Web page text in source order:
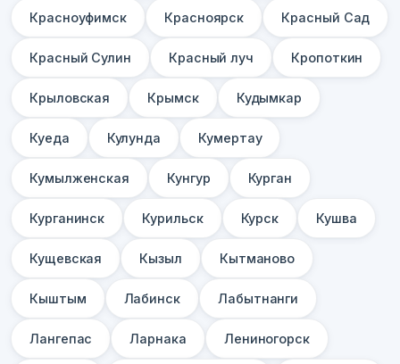
Красноуфимск Красноярск Красный Сад
Красный Сулин Красный луч Кропоткин
Крыловская Крымск Кудымкар
Куеда Кулунда Кумертау
Кумылженская Кунгур Курган
Курганинск Курильск Курск Кушва
Кущевская Кызыл Кытманово
Кыштым Лабинск Лабытнанги
Лангепас Ларнака Лениногорск